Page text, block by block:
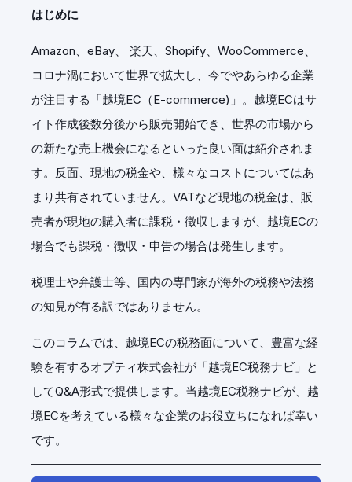
はじめに
Amazon、eBay、 楽天、Shopify、WooCommerce、
コロナ渦において世界で拡大し、今でやあらゆる企業
が注目する「越境EC（E-commerce)」。越境ECはサ
イト作成後数分後から販売開始でき、世界の市場から
の新たな売上機会になるといった良い面は紹介されま
す。反面、現地の税金や、様々なコストについてはあ
まり共有されていません。VATなど現地の税金は、販
売者が現地の購入者に課税・徴収しますが、越境ECの
場合でも課税・徴収・申告の場合は発生します。
税理士や弁護士等、国内の専門家が海外の税務や法務
の知見が有る訳ではありません。
このコラムでは、越境ECの税務面について、豊富な経
験を有するオプティ株式会社が「越境EC税務ナビ」と
してQ&A形式で提供します。当越境EC税務ナビが、越
境ECを考えている様々な企業のお役立ちになれば幸い
です。